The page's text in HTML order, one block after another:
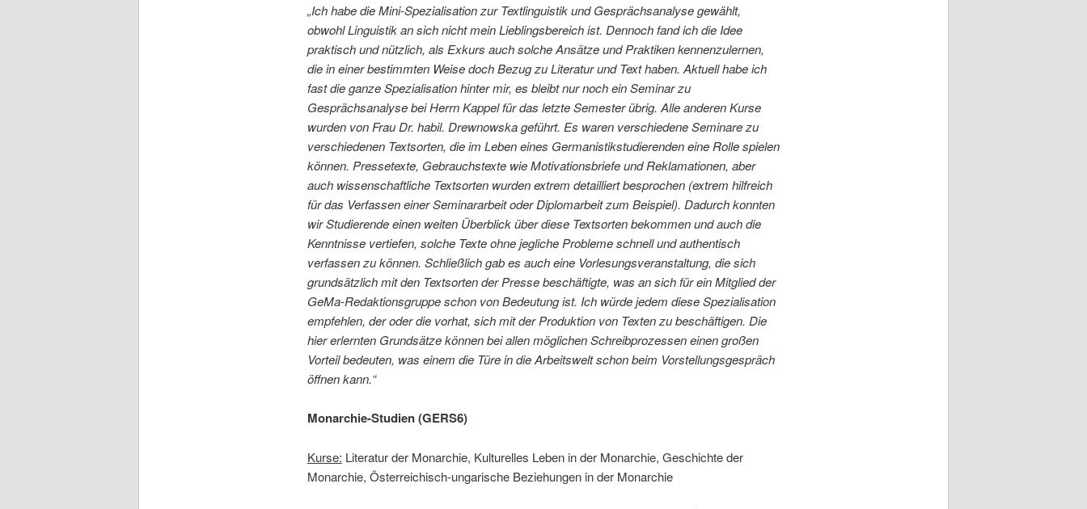
„Ich habe die Mini-Spezialisation zur Textlinguistik und Gesprächsanalyse gewählt,
obwohl Linguistik an sich nicht mein Lieblingsbereich ist. Dennoch fand ich die Idee
praktisch und nützlich, als Exkurs auch solche Ansätze und Praktiken kennenzulernen,
die in einer bestimmten Weise doch Bezug zu Literatur und Text haben. Aktuell habe ich
fast die ganze Spezialisation hinter mir, es bleibt nur noch ein Seminar zu
Gesprächsanalyse bei Herrn Kappel für das letzte Semester übrig. Alle anderen Kurse
wurden von Frau Dr. habil. Drewnowska geführt. Es waren verschiedene Seminare zu
verschiedenen Textsorten, die im Leben eines Germanistikstudierenden eine Rolle spielen
können. Pressetexte, Gebrauchstexte wie Motivationsbriefe und Reklamationen, aber
auch wissenschaftliche Textsorten wurden extrem detailliert besprochen (extrem hilfreich
für das Verfassen einer Seminararbeit oder Diplomarbeit zum Beispiel). Dadurch konnten
wir Studierende einen weiten Überblick über diese Textsorten bekommen und auch die
Kenntnisse vertiefen, solche Texte ohne jegliche Probleme schnell und authentisch
verfassen zu können. Schließlich gab es auch eine Vorlesungsveranstaltung, die sich
grundsätzlich mit den Textsorten der Presse beschäftigte, was an sich für ein Mitglied der
GeMa-Redaktionsgruppe schon von Bedeutung ist. Ich würde jedem diese Spezialisation
empfehlen, der oder die vorhat, sich mit der Produktion von Texten zu beschäftigen. Die
hier erlernten Grundsätze können bei allen möglichen Schreibprozessen einen großen
Vorteil bedeuten, was einem die Türe in die Arbeitswelt schon beim Vorstellungsgespräch
öffnen kann.“
Monarchie-Studien (GERS6)
Kurse: Literatur der Monarchie, Kulturelles Leben in der Monarchie, Geschichte der
Monarchie, Österreichisch-ungarische Beziehungen in der Monarchie